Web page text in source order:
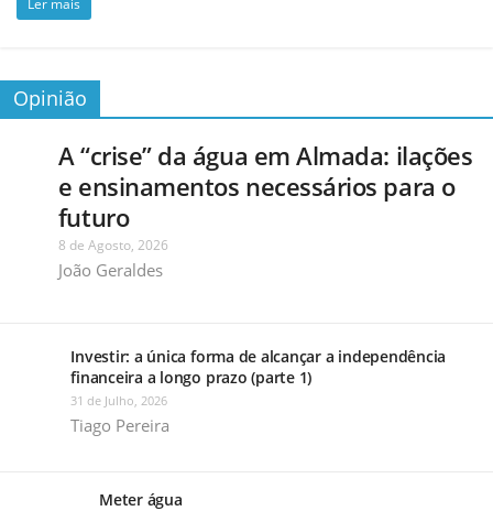
Ler mais
Opinião
A “crise” da água em Almada: ilações
e ensinamentos necessários para o
futuro
8 de Agosto, 2026
João Geraldes
Investir: a única forma de alcançar a independência
financeira a longo prazo (parte 1)
31 de Julho, 2026
Tiago Pereira
Meter água